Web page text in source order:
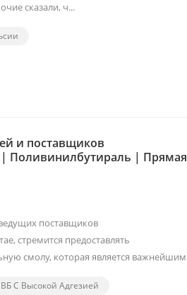
сказали, ч...
и поставщиков
Поливинилбутираль | Прямая
поставщиков
стремится предоставлять
смолу, которая является важнейшим
С Высокой Адгезией